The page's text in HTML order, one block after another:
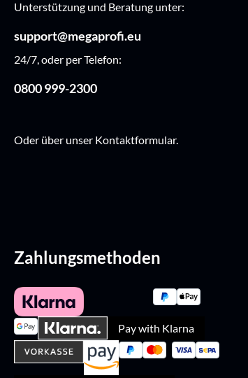
Unterstützung und Beratung unter:
support@megaprofi.eu
24/7, oder per Telefon:
0800 999-2300
Oder über unser Kontaktformular.
Zahlungsmethoden
Pay with Klarna